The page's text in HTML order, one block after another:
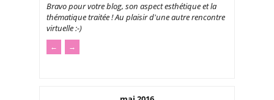
Bravo pour votre blog, son aspect esthétique et la
thématique traitée ! Au plaisir d'une autre rencontre
virtuelle :-)
← →